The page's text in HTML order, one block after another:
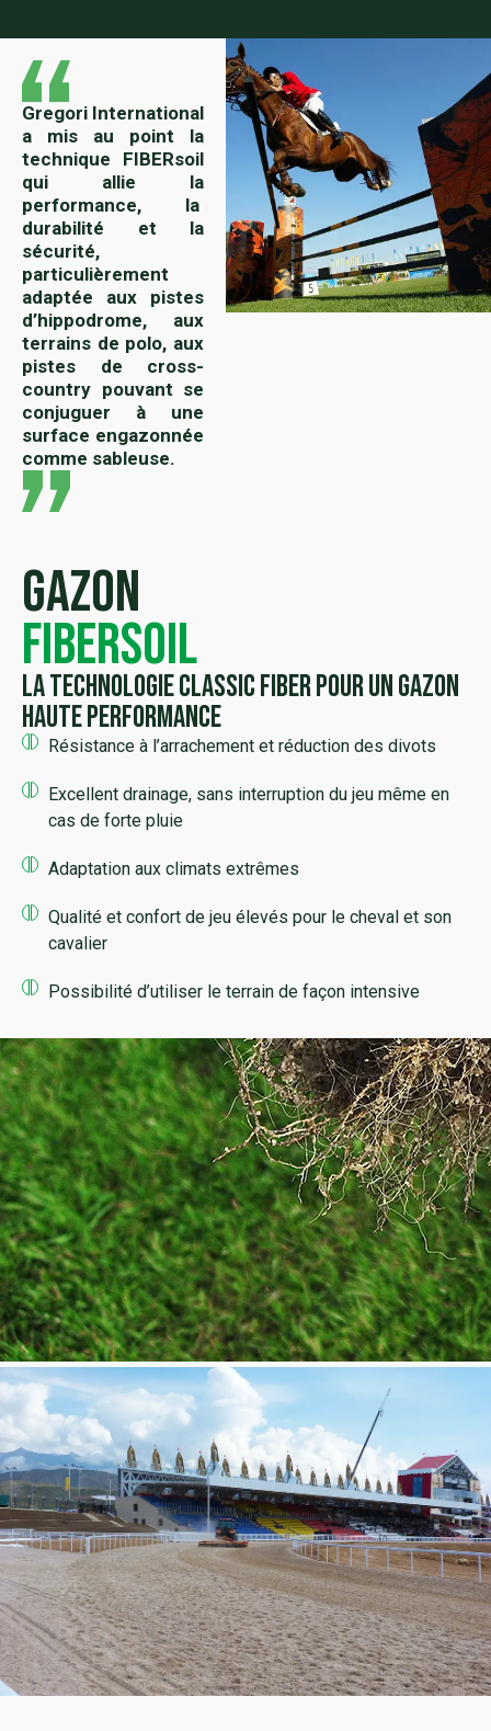
Gregori International
a mis au point la
technique FIBERsoil
qui allie la
performance, la
durabilité et la
sécurité,
particulièrement
adaptée aux pistes
d’hippodrome, aux
terrains de polo, aux
pistes de cross-
country pouvant se
conjuguer à une
surface engazonnée
comme sableuse.
Gazon
FiberSoil
La technologie Classic Fiber pour un gazon
haute performance
Résistance à l’arrachement et réduction des divots
Excellent drainage, sans interruption du jeu même en
cas de forte pluie
Adaptation aux climats extrêmes
Qualité et confort de jeu élevés pour le cheval et son
cavalier
Possibilité d’utiliser le terrain de façon intensive